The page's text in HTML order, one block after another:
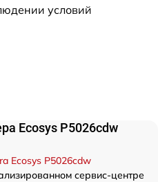
условий
Ecosys P5026cdw
Ecosys P5026cdw
сервис-центре